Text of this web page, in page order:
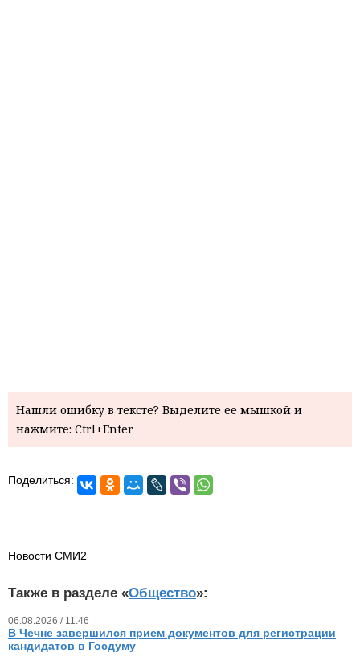
Нашли ошибку в тексте? Выделите ее мышкой и
нажмите: Ctrl+Enter
Поделиться:
Новости СМИ2
Также в разделе «Общество»:
06.08.2026 / 11.46
В Чечне завершился прием документов для регистрации
кандидатов в Госдуму